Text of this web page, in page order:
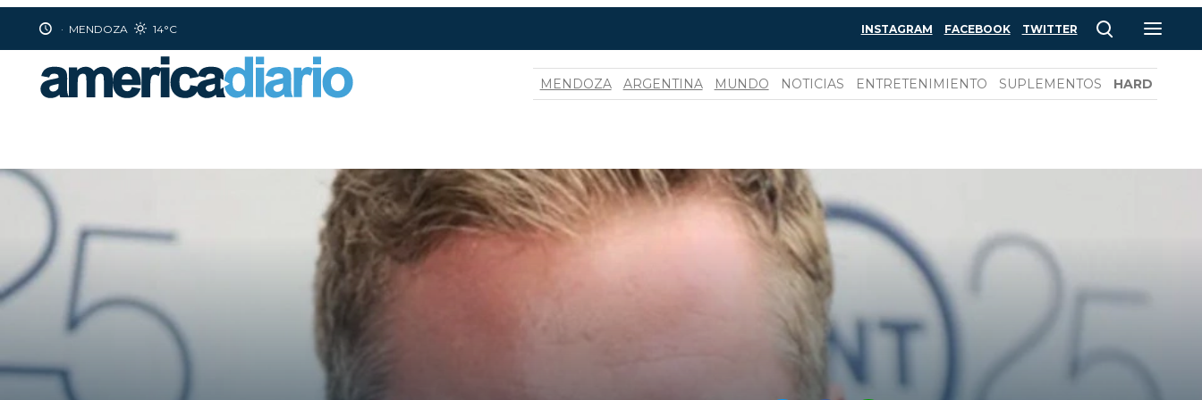
· MENDOZA 14°C INSTAGRAM FACEBOOK TWITTER
MENDOZA ARGENTINA MUNDO NOTICIAS ENTRETENIMIENTO SUPLEMENTOS HARD